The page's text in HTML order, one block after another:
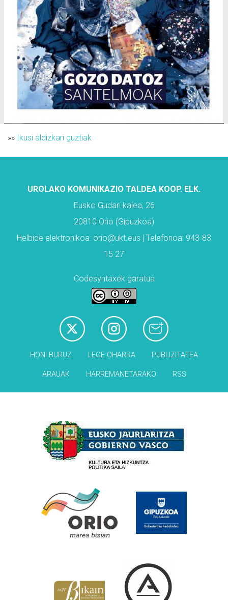
»» Ikusi aldizkari guztiak
UROLAKO KOMUNIKAZIO TALDEA KOOP. ELK.
Eusko Gudari kalea, 26
20810 Orio (Gipuzkoa)
Helbide elektronikoa: orio@ukt.eus | Telefonoa: 943-83
15 27
Codesyntaxek garatua
HONI BURUZ LEGE OHARRA PUBLIZITATEA
ARAUAK HARREMANETARAKO RSS